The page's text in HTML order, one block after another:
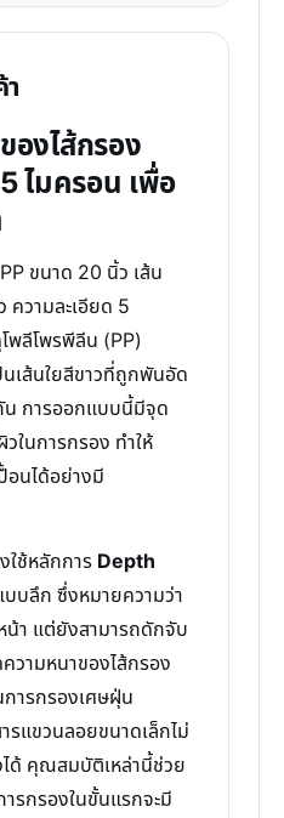
งไส้กรอง
ไมครอน เพื่อ
ขนาด 20 นิ้ว เส้น
วามละเอียด 5
พลีโพรพีลีน (PP)
ส้นใยสีขาวที่ถูกพันอัด
น การออกแบบนี้มีจุด
ในการกรอง ทำให้
นได้อย่างมี
ใช้หลักการ Depth
บลึก ซึ่งหมายความว่า
า แต่ยังสามารถดักจับ
วามหนาของไส้กรอง
ารกรองเศษฝุ่น
รแขวนลอยขนาดเล็กไม่
ด้ คุณสมบัติเหล่านี้ช่วย
รกรองในขั้นแรกจะมี